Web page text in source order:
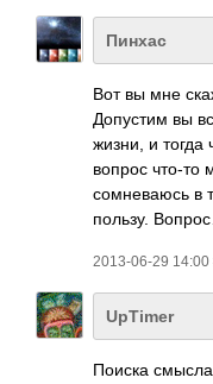
Пинхас
Вот вы мне
Допустим вы
жизни, и тогда
вопрос что-то
сомневаюсь в
пользу.
2013-06-29 14:00
UpTimer
Поиска